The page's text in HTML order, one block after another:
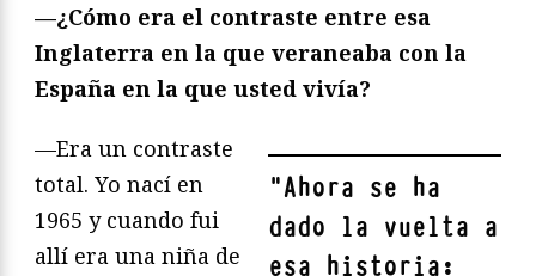
—¿Cómo era el contraste entre esa
Inglaterra en la que veraneaba con la
España en la que usted vivía?
"Ahora se ha
dado la vuelta a
esa historia:
—Era un contraste
total. Yo nací en
1965 y cuando fui
allí era una niña de